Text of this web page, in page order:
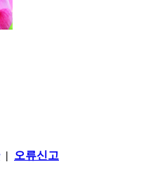
| 오류신고